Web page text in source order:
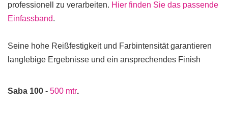
professionell zu verarbeiten. Hier finden Sie das passende
Einfassband.
Seine hohe Reißfestigkeit und Farbintensität garantieren
langlebige Ergebnisse und ein ansprechendes Finish
Saba 100 - 500 mtr.